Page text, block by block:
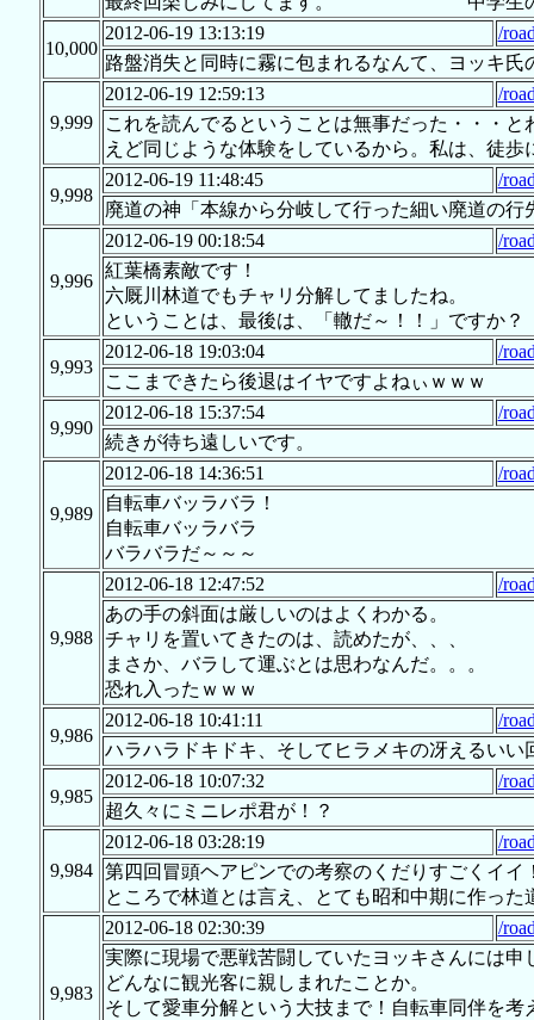
10,000
2012-06-19 13:13:19
/
路盤消失と同時に霧に包まれるなんて、ヨッキ氏
9,999
2012-06-19 12:59:13
/
これを読んでるということは無事だった・・・
えど同じような体験をしているから。私は、徒歩
9,998
2012-06-19 11:48:45
/
廃道の神「本線から分岐して行った細い廃道の行
9,996
2012-06-19 00:18:54
/
紅葉橋素敵です！
六厩川林道でもチャリ分解してましたね。
ということは、最後は、「轍だ～！！」ですか？
9,993
2012-06-18 19:03:04
/
ここまできたら後退はイヤですよねぃｗｗｗ
9,990
2012-06-18 15:37:54
/
続きが待ち遠しいです。
9,989
2012-06-18 14:36:51
/
自転車バッラバラ！
自転車バッラバラ
バラバラだ～～～
9,988
2012-06-18 12:47:52
/
あの手の斜面は厳しいのはよくわかる。
チャリを置いてきたのは、読めたが、、、
まさか、バラして運ぶとは思わなんだ。。。
恐れ入ったｗｗｗ
9,986
2012-06-18 10:41:11
/
ハラハラドキドキ、そしてヒラメキの冴えるいい
9,985
2012-06-18 10:07:32
/
超久々にミニレポ君が！？
9,984
2012-06-18 03:28:19
/
第四回冒頭ヘアピンでの考察のくだりすごくイイ
ところで林道とは言え、とても昭和中期に作っ
9,983
2012-06-18 02:30:39
/
実際に現場で悪戦苦闘していたヨッキさんには
どんなに観光客に親しまれたことか。
そして愛車分解という大技まで！自転車同伴を